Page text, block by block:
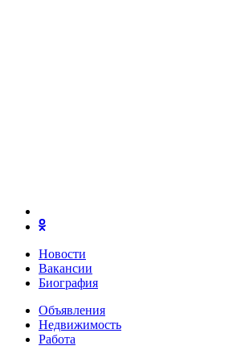
Новости
Вакансии
Биография
Объявления
Недвижимость
Работа